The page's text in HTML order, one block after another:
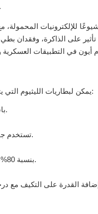
مباشرة، مما يجعل الأمر صعبًا على التطبيقات الصناعية.
شيوعًا للإلكترونيات
على الذاكرة، وفقدان
يمكن لبطاريات الليثيوم التي يتم تصنيعها في شركتنا أن توفر لك الترفيه بما يلي فوائد:
باستخدام خلية قياس السيارة وعملية التعبئة، ثبات جيد.
تستخدم جميع العبوات خلايا فوسفات حديد الليثيوم الآمنة للغاية.
عمق تفريغ DOD بنسبة 80%، وعمر بطارية يصل إلى 6000 دورة.